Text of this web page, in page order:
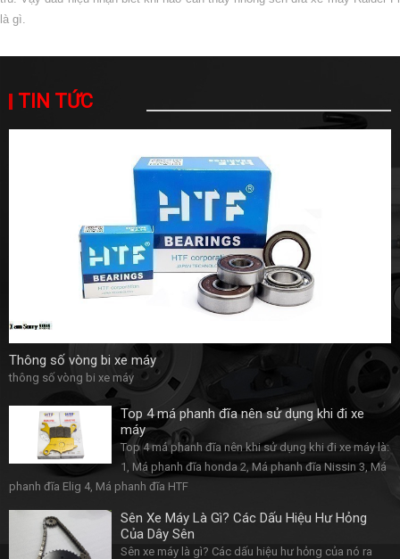
là gì.
TIN TỨC
Thông số vòng bi xe máy
thông số vòng bi xe máy
Top 4 má phanh đĩa nên sử dụng khi đi xe
máy
Top 4 má phanh đĩa nên khi sử dụng khi đi xe máy là:
1, Má phanh đĩa honda 2, Má phanh đĩa Nissin 3, Má
phanh đĩa Elig 4, Má phanh đĩa HTF
Sên Xe Máy Là Gì? Các Dấu Hiệu Hư Hỏng
Của Dây Sên
Sên xe máy là gì? Các dấu hiệu hư hỏng của nó ra